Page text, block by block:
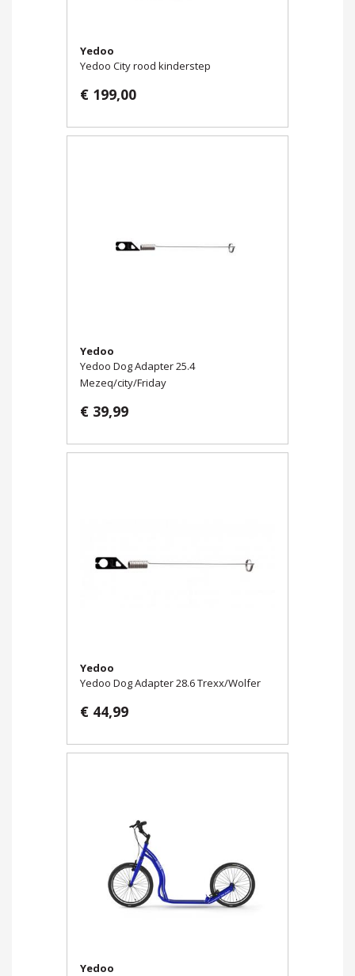
Yedoo
Yedoo City rood kinderstep
€ 199,00
Yedoo
Yedoo Dog Adapter 25.4
Mezeq/city/Friday
€ 39,99
Yedoo
Yedoo Dog Adapter 28.6 Trexx/Wolfer
€ 44,99
Yedoo